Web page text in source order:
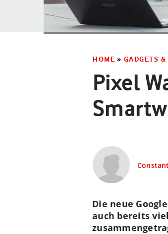
HOME » GADGETS
Pixel
Die neue
auch bereits